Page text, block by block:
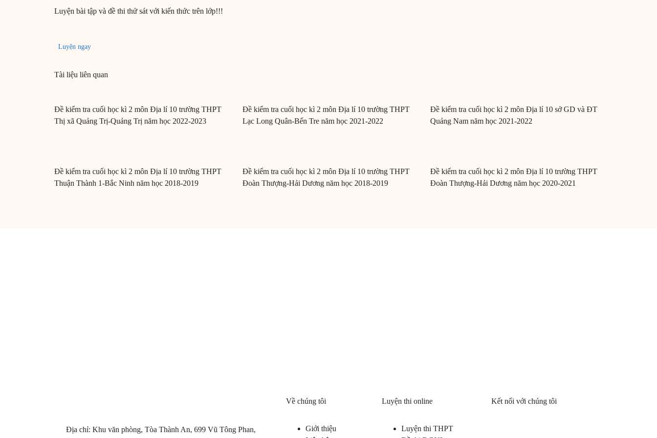
Luyện bài tập và đề thi thử sát với kiến thức trên lớp!!!
Luyện ngay
Tài liệu liên quan
Đề kiểm tra cuối học kì 2 môn Địa lí 10 trường THPT
Thị xã Quảng Trị-Quảng Trị năm học 2022-2023
Đề kiểm tra cuối học kì 2 môn Địa lí 10 trường THPT
Lạc Long Quân-Bến Tre năm học 2021-2022
Đề kiểm tra cuối học kì 2 môn Địa lí 10 sở GD và ĐT
Quảng Nam năm học 2021-2022
Đề kiểm tra cuối học kì 2 môn Địa lí 10 trường THPT
Thuận Thành 1-Bắc Ninh năm học 2018-2019
Đề kiểm tra cuối học kì 2 môn Địa lí 10 trường THPT
Đoàn Thượng-Hải Dương năm học 2018-2019
Đề kiểm tra cuối học kì 2 môn Địa lí 10 trường THPT
Đoàn Thượng-Hải Dương năm học 2020-2021
Địa chỉ: Khu văn phòng, Tòa Thành An, 699 Vũ Tông Phan,
Về chúng tôi
Giới thiệu
Luyện thi online
Luyện thi THPT
Kết nối với chúng tôi